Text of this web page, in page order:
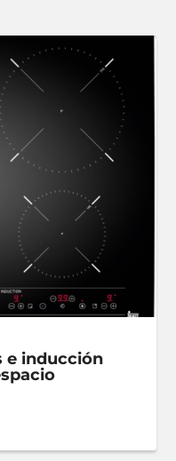
e inducción